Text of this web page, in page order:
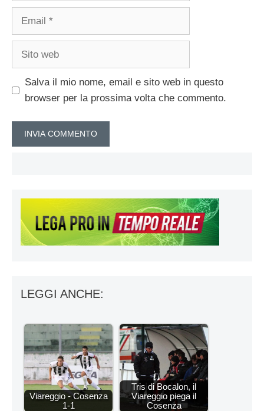
Email
Sito
Salva il mio nome, email e sito web in questo
browser per la prossima volta che commento.
LEGGI ANCHE:
Viareggio - Cosenza
1-1
Tris di Bocalon, il
Viareggio piega il
Cosenza